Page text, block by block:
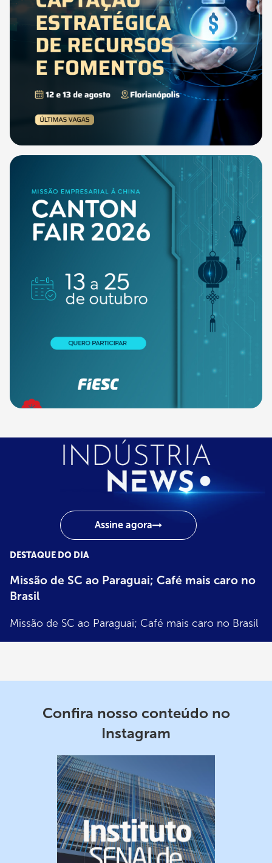
News
Assine agora
DESTAQUE DO DIA
Missão de SC ao Paraguai; Café mais caro no
Brasil
Missão de SC ao Paraguai; Café mais caro no Brasil
Confira nosso conteúdo no
Instagram